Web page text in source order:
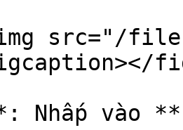
src="/files/
Nhấp vào